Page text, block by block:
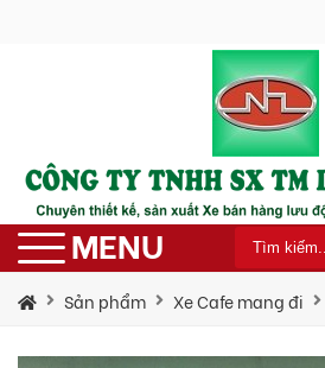
MENU
Sản phẩm Xe Cafe mang đi